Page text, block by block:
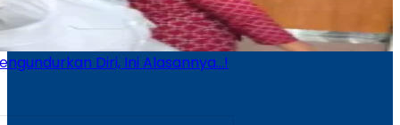
Diri, Ini Alasannya…!